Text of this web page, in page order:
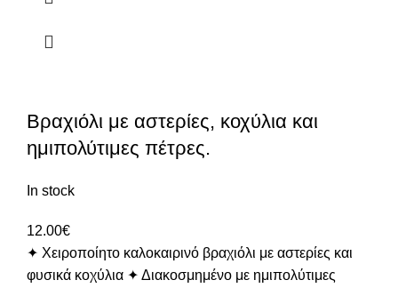
Βραχιόλι με αστερίες, κοχύλια και
ημιπολύτιμες πέτρες.
In stock
12.00€
✦ Χειροποίητο καλοκαιρινό βραχιόλι με αστερίες και
φυσικά κοχύλια ✦ Διακοσμημένο με ημιπολύτιμες